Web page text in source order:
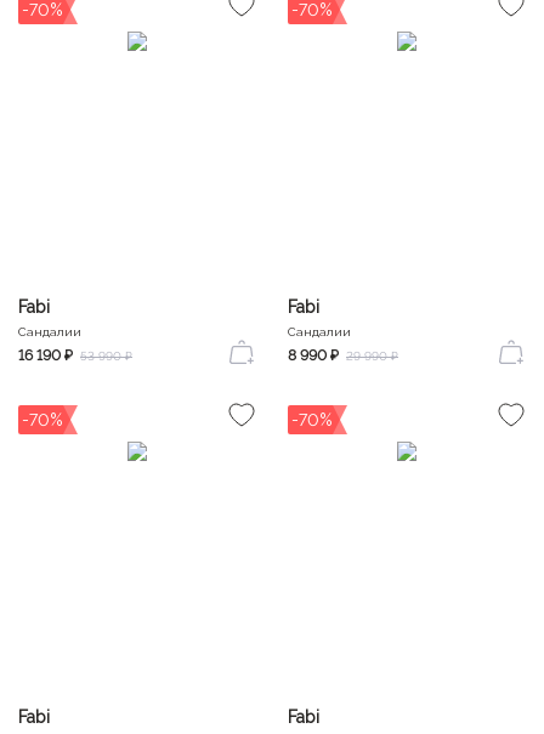
-70%
Fabi
Сандалии
16 190 ₽ 53 990 ₽
-70%
Fabi
Сандалии
8 990 ₽ 29 990 ₽
-70%
Fabi
-70%
Fabi